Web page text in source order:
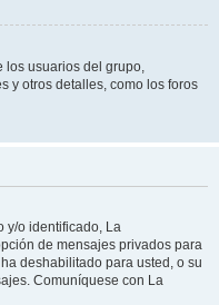
los usuarios del grupo,
y otros detalles, como los foros
y/o identificado, La
de mensajes privados para
deshabilitado para usted, o su
Comuníquese con La